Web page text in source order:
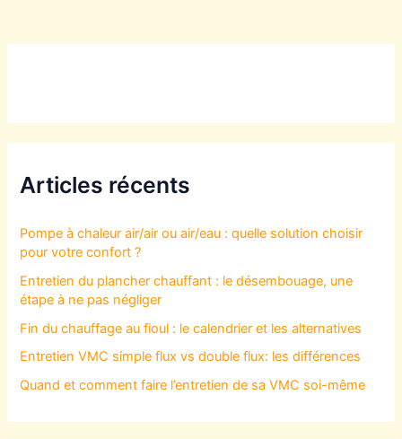
Articles récents
Pompe à chaleur air/air ou air/eau : quelle solution choisir
pour votre confort ?
Entretien du plancher chauffant : le désembouage, une
étape à ne pas négliger
Fin du chauffage au fioul : le calendrier et les alternatives
Entretien VMC simple flux vs double flux: les différences
Quand et comment faire l’entretien de sa VMC soi-même